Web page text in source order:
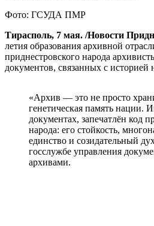
Фото: ГСУДА ПМР
Тирасполь, 7 мая. /Новости
летия образования архивной
приднестровского народа
документов, связанных с историей
«Архив — это не просто
генетическая память нации.
документах, запечатлён код
народа: его стойкость,
единство и созидательный
госслужбе управления
архивами.